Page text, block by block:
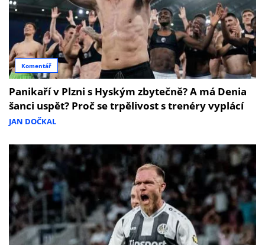
Komentář
Panikaří v Plzni s Hyským zbytečně? A má Denia
šanci uspět? Proč se trpělivost s trenéry vyplácí
JAN DOČKAL